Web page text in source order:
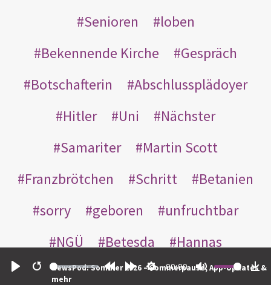
Restart
00:00
NewsPod: Sommer 2026 – Sommerpause, App-Updates &
mehr
Senioren
loben
Bekennende Kirche
Gespräch
Botschafterin
Abschlussplädoyer
Hitler
Uni
Nächster
Samariter
Martin Scott
Franzbrötchen
Schritt
Betanien
sorry
geboren
unfruchtbar
NGÜ
Betesda
Hannas
Tempelwache
Gärtner Lazarus